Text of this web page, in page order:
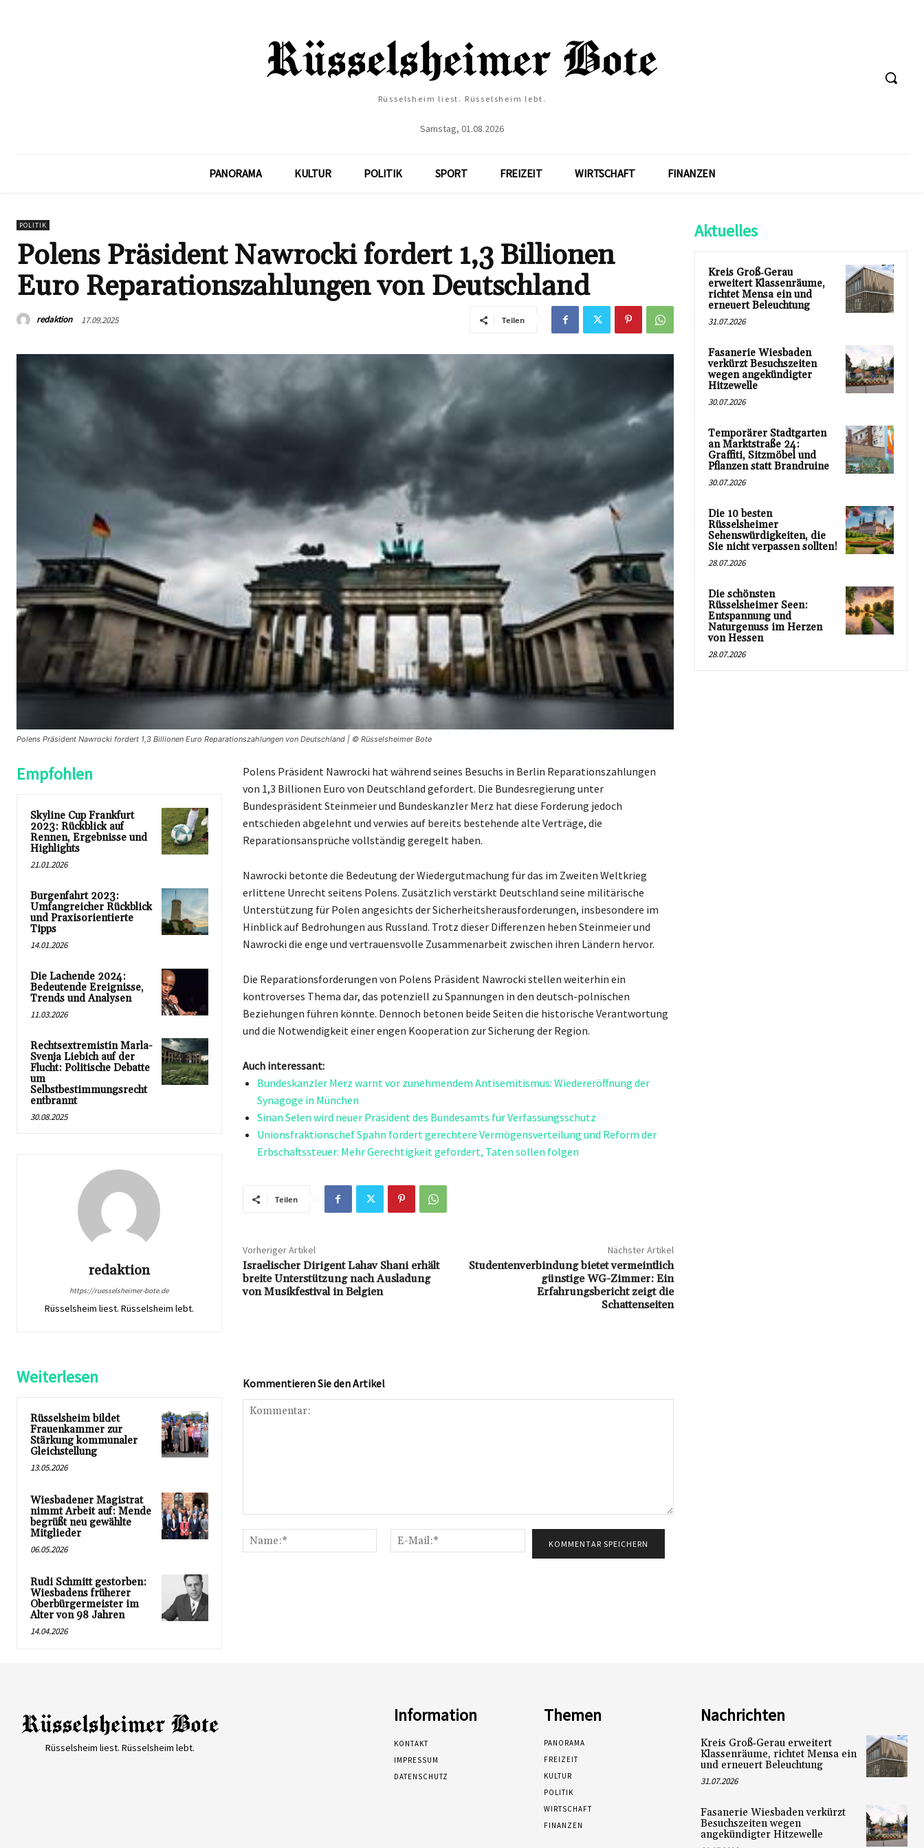
Rüsselsheim liest. Rüsselsheim lebt.
Samstag, 01.08.2026
PANORAMA KULTUR POLITIK SPORT FREIZEIT WIRTSCHAFT FINANZEN
POLITIK
Polens Präsident Nawrocki fordert 1,3 Billionen
Euro Reparationszahlungen von Deutschland
redaktion 17.09.2025 Teilen
Polens Präsident Nawrocki fordert 1,3 Billionen Euro Reparationszahlungen von Deutschland | © Rüsselsheimer Bote
Empfohlen
Skyline Cup Frankfurt
2023: Rückblick auf
Rennen, Ergebnisse und
Highlights
21.01.2026
Burgenfahrt 2023:
Umfangreicher Rückblick
und Praxisorientierte
Tipps
14.01.2026
Die Lachende 2024:
Bedeutende Ereignisse,
Trends und Analysen
11.03.2026
Rechtsextremistin Marla-
Svenja Liebich auf der
Flucht: Politische Debatte
um
Selbstbestimmungsrecht
entbrannt
30.08.2025
redaktion
https://ruesselsheimer-bote.de
Rüsselsheim liest. Rüsselsheim lebt.
Polens Präsident Nawrocki hat während seines Besuchs in Berlin Reparationszahlungen
von 1,3 Billionen Euro von Deutschland gefordert. Die Bundesregierung unter
Bundespräsident Steinmeier und Bundeskanzler Merz hat diese Forderung jedoch
entschieden abgelehnt und verwies auf bereits bestehende alte Verträge, die
Reparationsansprüche vollständig geregelt haben.
Nawrocki betonte die Bedeutung der Wiedergutmachung für das im Zweiten Weltkrieg
erlittene Unrecht seitens Polens. Zusätzlich verstärkt Deutschland seine militärische
Unterstützung für Polen angesichts der Sicherheitsherausforderungen, insbesondere im
Hinblick auf Bedrohungen aus Russland. Trotz dieser Differenzen heben Steinmeier und
Nawrocki die enge und vertrauensvolle Zusammenarbeit zwischen ihren Ländern hervor.
Die Reparationsforderungen von Polens Präsident Nawrocki stellen weiterhin ein
kontroverses Thema dar, das potenziell zu Spannungen in den deutsch-polnischen
Beziehungen führen könnte. Dennoch betonen beide Seiten die historische Verantwortung
und die Notwendigkeit einer engen Kooperation zur Sicherung der Region.
Auch interessant:
Bundeskanzler Merz warnt vor zunehmendem Antisemitismus: Wiedereröffnung der
Synagoge in München
Sinan Selen wird neuer Präsident des Bundesamts für Verfassungsschutz
Unionsfraktionschef Spahn fordert gerechtere Vermögensverteilung und Reform der
Erbschaftssteuer: Mehr Gerechtigkeit gefordert, Taten sollen folgen
Teilen
Vorheriger Artikel
Israelischer Dirigent Lahav Shani erhält
breite Unterstützung nach Ausladung
von Musikfestival in Belgien
Nächster Artikel
Studentenverbindung bietet vermeintlich
günstige WG-Zimmer: Ein
Erfahrungsbericht zeigt die
Schattenseiten
Weiterlesen
Rüsselsheim bildet
Frauenkammer zur
Stärkung kommunaler
Gleichstellung
13.05.2026
Wiesbadener Magistrat
nimmt Arbeit auf: Mende
begrüßt neu gewählte
Mitglieder
06.05.2026
Rudi Schmitt gestorben:
Wiesbadens früherer
Oberbürgermeister im
Alter von 98 Jahren
14.04.2026
Kommentieren Sie den Artikel
Name:*
Mail:*
Aktuelles
Kreis Groß‑Gerau
erweitert Klassenräume,
richtet Mensa ein und
erneuert Beleuchtung
31.07.2026
Fasanerie Wiesbaden
verkürzt Besuchszeiten
wegen angekündigter
Hitzewelle
30.07.2026
Temporärer Stadtgarten
an Marktstraße 24:
Graffiti, Sitzmöbel und
Pflanzen statt Brandruine
30.07.2026
Die 10 besten
Rüsselsheimer
Sehenswürdigkeiten, die
Sie nicht verpassen sollten!
28.07.2026
Die schönsten
Rüsselsheimer Seen:
Entspannung und
Naturgenuss im Herzen
von Hessen
28.07.2026
Rüsselsheim liest. Rüsselsheim lebt.
Information
KONTAKT
IMPRESSUM
DATENSCHUTZ
Themen
PANORAMA
FREIZEIT
KULTUR
POLITIK
WIRTSCHAFT
FINANZEN
Nachrichten
Kreis Groß‑Gerau erweitert
Klassenräume, richtet Mensa ein
und erneuert Beleuchtung
31.07.2026
Fasanerie Wiesbaden verkürzt
Besuchszeiten wegen
angekündigter Hitzewelle